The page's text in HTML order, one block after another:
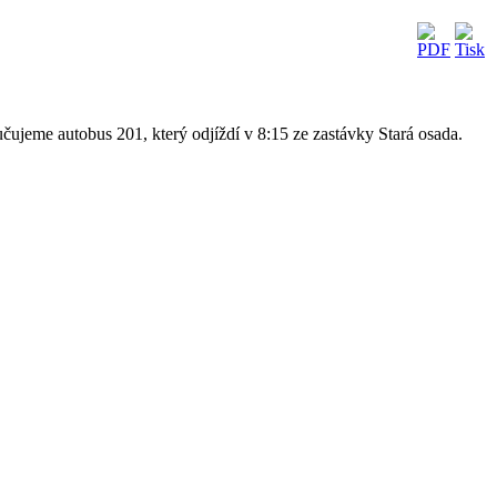
autobus 201, který odjíždí v 8:15 ze zastávky Stará osada.